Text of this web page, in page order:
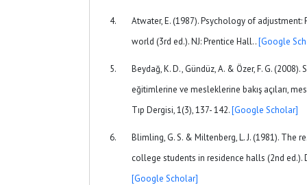
Atwater, E. (1987). Psychology of
world (3rd ed.). NJ: Prentice Hall..[Google
Beydağ, K. D., Gündüz, A. & Özer, F. G.
eğitimlerine ve mesleklerine bakış açıları,
Tıp Dergisi, 1(3), 137- 142.[Google Scholar]
Blimling, G. S. & Miltenberg, L. J. (1981). The
college students in residence halls (2nd ed.).
[Google Scholar]